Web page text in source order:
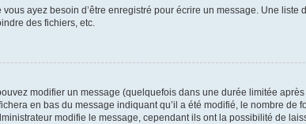
ayez besoin d’être enregistré pour écrire un message. Une liste
des fichiers, etc.
modifier un message (quelquefois dans une durée limitée
en bas du message indiquant qu’il a été modifié, le nombre de
modifie le message, cependant ils ont la possibilité de